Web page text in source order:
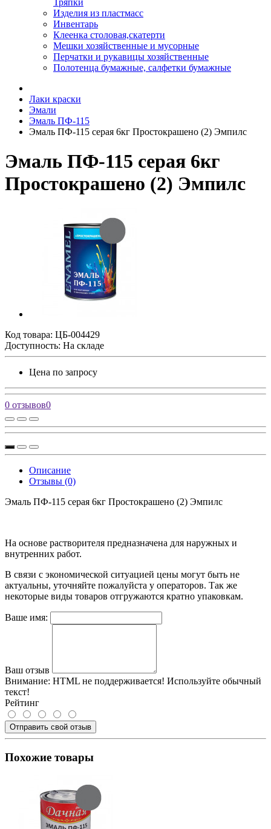
Тряпки
Изделия из пластмасс
Инвентарь
Клеенка столовая,скатерти
Мешки хозяйственные и мусорные
Перчатки и рукавицы хозяйственные
Полотенца бумажные, салфетки бумажные
Лаки краски
Эмали
Эмаль ПФ-115
Эмаль ПФ-115 серая 6кг Простокрашено (2) Эмпилс
Эмаль ПФ-115 серая 6кг
Простокрашено (2) Эмпилс
Код товара: ЦБ-004429
Доступность: На складе
Цена по запросу
0 отзывов0
Описание
Отзывы (0)
Эмаль ПФ-115 серая 6кг Простокрашено (2) Эмпилс
На основе растворителя предназначена для наружных и
внутренних работ.
В связи с экономической ситуацией цены могут быть не
актуальны, уточняйте пожалуйста у операторов. Так же
некоторые виды товаров отгружаются кратно упаковкам.
Ваше имя:
Ваш отзыв
Внимание: HTML не поддерживается! Используйте обычный
текст!
Рейтинг
Отправить свой отзыв
Похожие товары